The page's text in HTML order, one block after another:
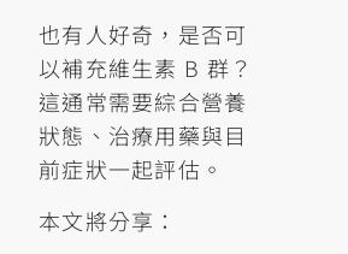
也有人好奇，是否可
以補充維生素 B 群？
這通常需要綜合營養
狀態、治療用藥與目
前症狀一起評估。
本文將分享：